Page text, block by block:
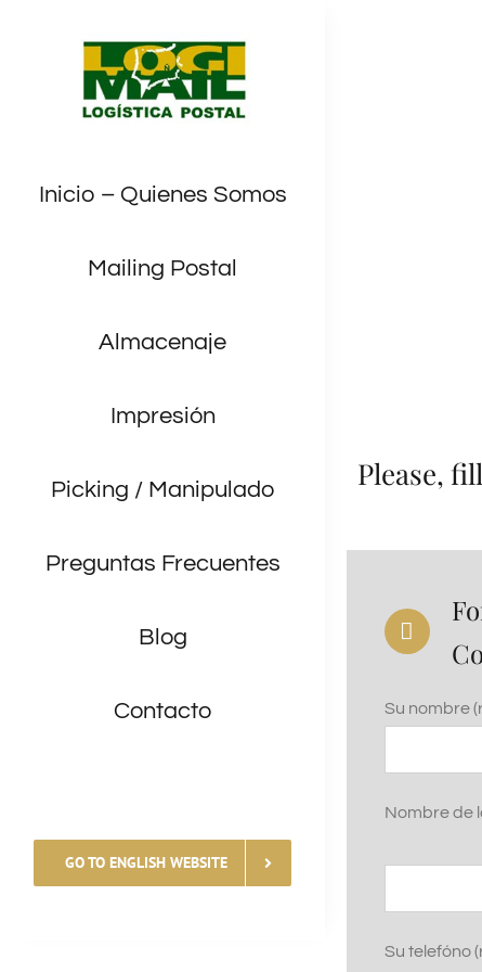
Inicio – Quienes Somos
Mailing Postal
Almacenaje
Impresión
Picking / Manipulado
Preguntas Frecuentes
Blog
Contacto
GO TO ENGLISH WEBSITE
Please,
Su nombre
Nombre de
Su telefóno